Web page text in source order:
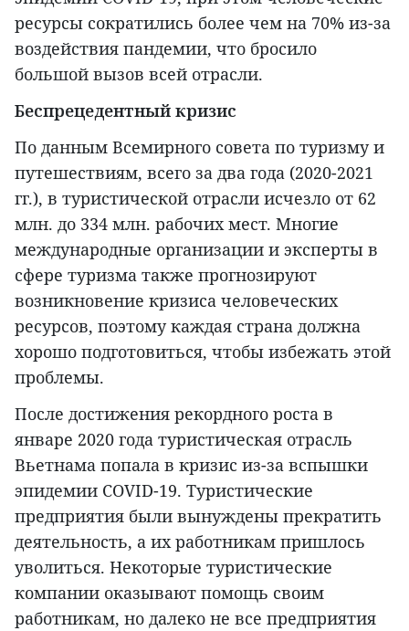
ресурсы сократились более чем на 70% из-за
воздействия пандемии, что бросило
большой вызов всей отрасли.
Беспрецедентный кризис
По данным Всемирного совета по туризму и
путешествиям, всего за два года (2020-2021
гг.), в туристической отрасли исчезло от 62
млн. до 334 млн. рабочих мест. Многие
международные организации и эксперты в
сфере туризма также прогнозируют
возникновение кризиса человеческих
ресурсов, поэтому каждая страна должна
хорошо подготовиться, чтобы избежать этой
проблемы.
После достижения рекордного роста в
январе 2020 года туристическая отрасль
Вьетнама попала в кризис из-за вспышки
эпидемии COVID-19. Туристические
предприятия были вынуждены прекратить
деятельность, а их работникам пришлось
уволиться. Некоторые туристические
компании оказывают помощь своим
работникам, но далеко не все предприятия